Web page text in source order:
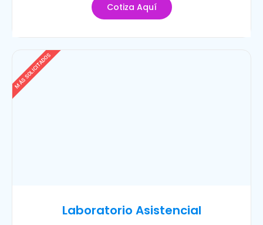
Cotiza Aquí
Laboratorio Asistencial
MÁS SOLICITADOS